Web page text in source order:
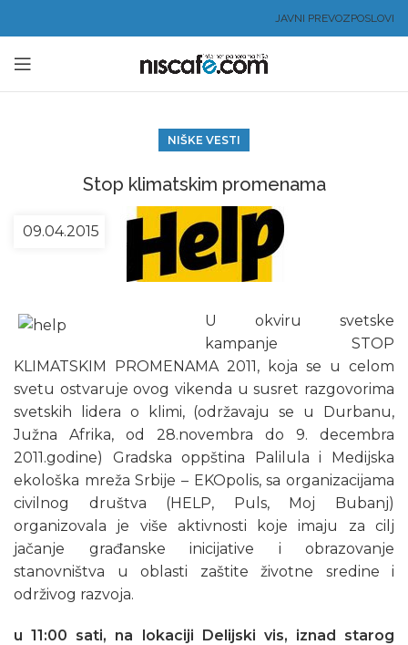
JAVNI PREVOZPOSLOVI
NIŠKE VESTI
Stop klimatskim promenama
09.04.2015
U okviru svetske
kampanje STOP
KLIMATSKIM PROMENAMA 2011, koja se u celom
svetu ostvaruje ovog vikenda u susret razgovorima
svetskih lidera o klimi, (održavaju se u Durbanu,
Južna Afrika, od 28.novembra do 9. decembra
2011.godine) Gradska oppština Palilula i Medijska
ekološka mreža Srbije – EKOpolis, sa organizacijama
civilnog društva (HELP, Puls, Moj Bubanj)
organizovala je više aktivnosti koje imaju za cilj
jačanje građanske inicijative i obrazovanje
stanovništva u oblasti zaštite životne sredine i
održivog razvoja.
u 11:00 sati, na lokaciji Delijski vis, iznad starog